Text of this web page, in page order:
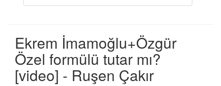
Ekrem İmamoğlu+Özgür
Özel formülü tutar mı?
[video] - Ruşen Çakır